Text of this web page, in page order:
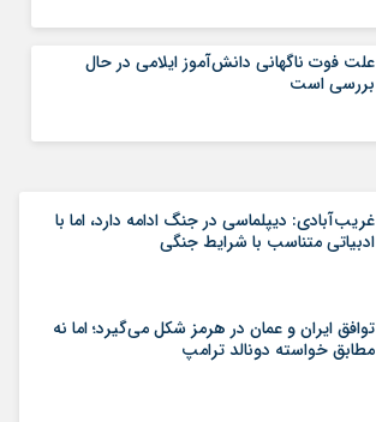
علت فوت ناگهانی دانش‌آموز ایلامی در حال
بررسی است
غریب‌آبادی: دیپلماسی در جنگ ادامه دارد، اما با
ادبیاتی متناسب با شرایط جنگی
توافق ایران و عمان در هرمز شکل می‌گیرد؛ اما نه
مطابق خواسته دونالد ترامپ